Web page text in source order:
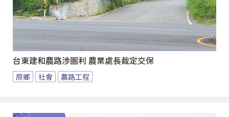
台東建和農路涉圖利 農業處長裁定交保
原鄉 社會 農路工程